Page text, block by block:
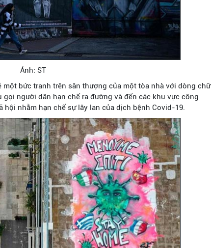
Ảnh: ST
một bức tranh trên sân thượng của một tòa nhà với dòng chữ
gọi người dân hạn chế ra đường và đến các khu vực công
nhằm hạn chế sự lây lan của dịch bệnh Covid-19.